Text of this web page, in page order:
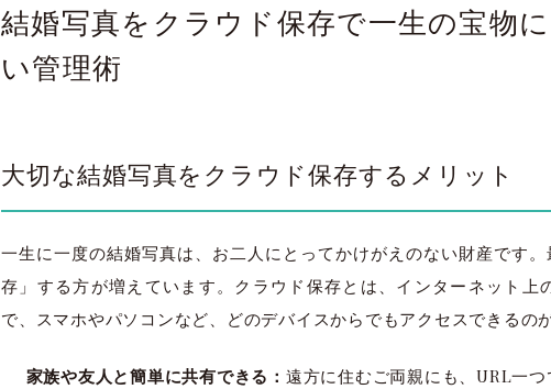
結婚写真をクラウド保存で一生の宝物
い管理術
大切な結婚写真をクラウド保存するメリット
一生に一度の結婚写真は、お二人にとってかけがえのない財産です
存」する方が増えています。クラウド保存とは、インターネット上
で、スマホやパソコンなど、どのデバイスからでもアクセスできるの
家族や友人と簡単に共有できる： 遠方に住むご両親にも、URL一つ